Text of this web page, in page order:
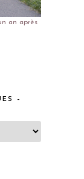
an après
–